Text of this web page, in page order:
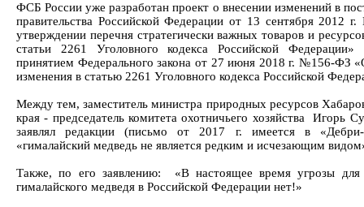
ФСБ России уже разработан проект о внесении изменений в
правительства ‎Российской Федерации от 13 сентября 2012
утверждении перечня стратегически важных товаров и
статьи 2261 Уголовного кодекса Российской
принятием Федерального закона от 27 июня 2018 г. №156-ФЗ
изменения в статью 2261 Уголовного кодекса Российской
Между тем, заместитель министра природных ресурсов
края - председатель комитета охотничьего хозяйства Игорь
заявлял редакции (письмо от 2017 г. имеется в
«гималайский медведь не является редким и исчезающим
Также, по его заявлению: «В настоящее время угрозы для
гималайского медведя в Российской Федерации нет!»